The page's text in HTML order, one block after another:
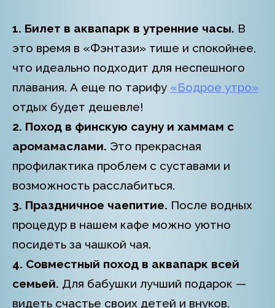
1. Билет в аквапарк в утренние часы. В
это время в «Фэнтази» тише и спокойнее,
что идеально подходит для неспешного
плавания. А еще по тарифу «Бодрое утро»
отдых будет дешевле!
2. Поход в финскую сауну и хаммам с
аромамаслами. Это прекрасная
профилактика проблем с суставами и
возможность расслабиться.
3. Праздничное чаепитие. После водных
процедур в нашем кафе можно уютно
посидеть за чашкой чая.
4. Совместный поход в аквапарк всей
семьей. Для бабушки лучший подарок —
видеть счастье своих детей и внуков.